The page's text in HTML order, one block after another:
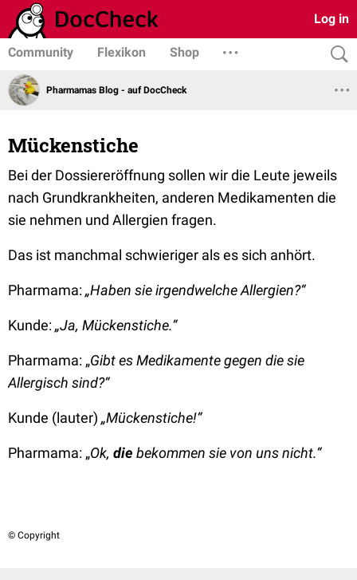
Log in
Community Flexikon Shop
Pharmamas Blog - auf DocCheck
Mückenstiche
Bei der Dossiereröffnung sollen wir die Leute jeweils
nach Grundkrankheiten, anderen Medikamenten die
sie nehmen und Allergien fragen.
Das ist manchmal schwieriger als es sich anhört.
Pharmama:„Haben sie irgendwelche Allergien?“
Kunde:„Ja, Mückenstiche.“
Pharmama: „Gibt es Medikamente gegen die sie
Allergisch sind?“
Kunde (lauter) „Mückenstiche!“
Pharmama: „Ok, die bekommen sie von uns nicht.“
© Copyright